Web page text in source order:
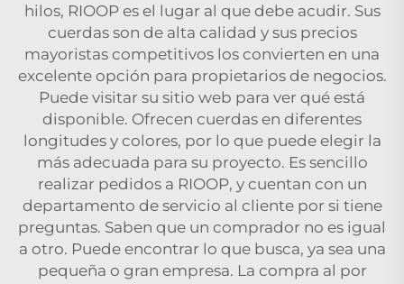
hilos, RIOOP es el lugar al que debe acudir. Sus
cuerdas son de alta calidad y sus precios
mayoristas competitivos los convierten en una
excelente opción para propietarios de negocios.
Puede visitar su sitio web para ver qué está
disponible. Ofrecen cuerdas en diferentes
longitudes y colores, por lo que puede elegir la
más adecuada para su proyecto. Es sencillo
realizar pedidos a RIOOP, y cuentan con un
departamento de servicio al cliente por si tiene
preguntas. Saben que un comprador no es igual
a otro. Puede encontrar lo que busca, ya sea una
pequeña o gran empresa. La compra al por